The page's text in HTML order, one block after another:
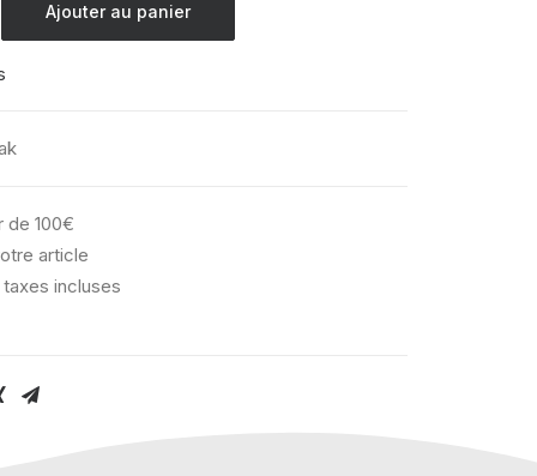
Ajouter au panier
de 100€
article
incluses